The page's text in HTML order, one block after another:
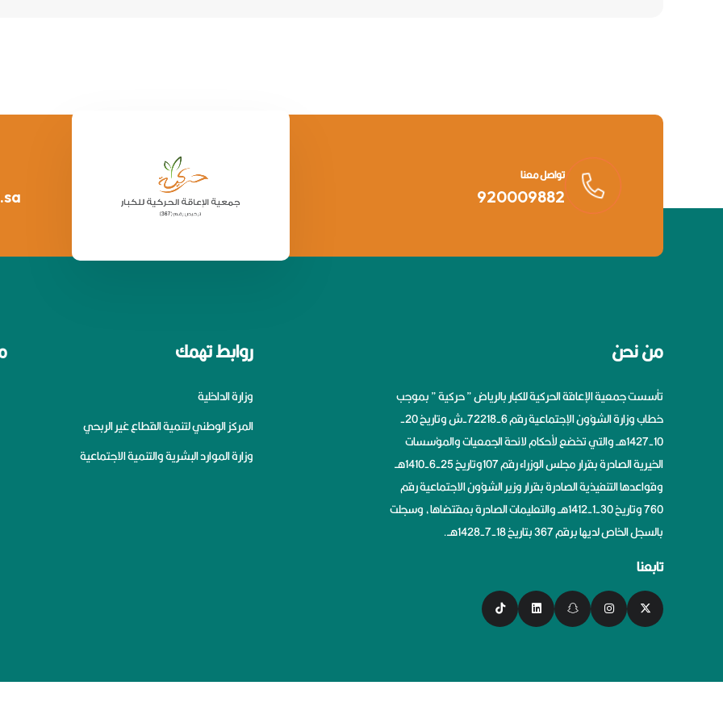
تواصل معنا
920009882
من نحن
تأسست جمعية الإعاقة الحركية للكبار بالرياض ” حركية ” بموجب
خطاب وزارة الشؤون الإجتماعية رقم 6-72218-ش وتاريخ 20-
10-1427هــ والتي تخضع لأحكام لائحة الجمعيات والمؤسسات
الخيرية الصادرة بقرار مجلس الوزراء رقم 107وتاريخ 25-6-1410هــ
وقواعدها التنفيذية الصادرة بقرار وزير الشؤون الاجتماعية رقم
760 وتاريخ 30-1-1412هــ والتعليمات الصادرة بمقتضاها، وسجلت
بالسجل الخاص لديها برقم 367 بتاريخ 18-7-1428هــ.
تابعنا
روابط تهمك
وزارة الداخلية
المركز الوطني لتنمية القطاع غير الربحي
وزارة الموارد البشرية والتنمية الاجتماعية